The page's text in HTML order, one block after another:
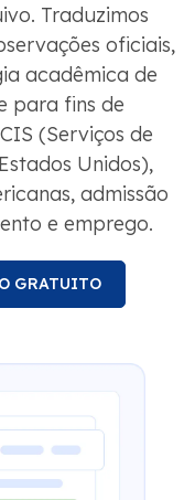
Traduzimos
oficiais,
acadêmica de
para fins de
(Serviços de
Unidos),
admissão
e emprego.
GRATUITO